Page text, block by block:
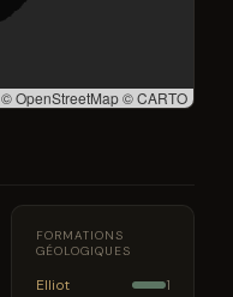
© OpenStreetMap © CARTO
FORMATIONS
GÉOLOGIQUES
Elliot 1